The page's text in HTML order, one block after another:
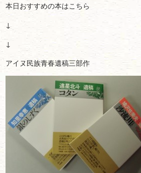
本日おすすめの本はこちら
↓
↓
アイヌ民族青春遺稿三部作